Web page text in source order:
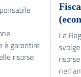
è garantire
risorse
La